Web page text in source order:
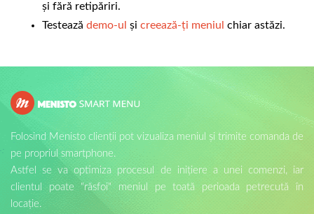
și fără retipăriri.
Testează demo-ul și creează-ți meniul chiar astăzi.
Folosind Menisto clienții pot vizualiza meniul și trimite comanda de
pe propriul smartphone.
Astfel se va optimiza procesul de inițiere a unei comenzi, iar
clientul poate "răsfoi" meniul pe toată perioada petrecută în
locație.